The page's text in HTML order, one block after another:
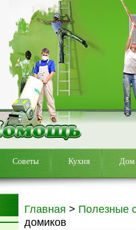
Советы Кухня Дом
Главная > Полезные
домиков